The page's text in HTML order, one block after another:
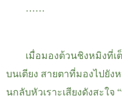
……
เมื่อมองต้วนชิงหมิงที่เ
บนเตียง สายตาที่มองไปยัง
นกลับหัวเราะเสียงดังสะใ